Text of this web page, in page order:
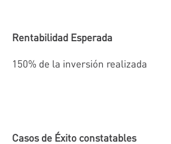
Rentabilidad Esperada
150% de la inversión realizada
Casos de Éxito constatables